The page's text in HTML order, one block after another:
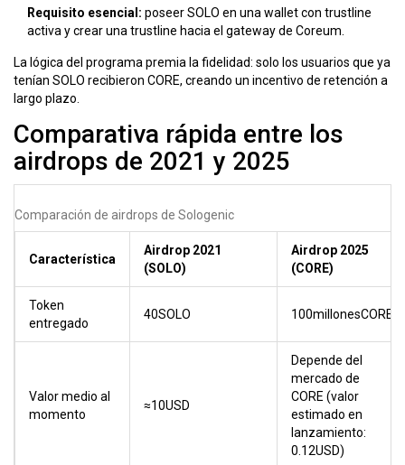
Requisito esencial: poseer SOLO en una wallet con trustline
activa y crear una trustline hacia el gateway de Coreum.
La lógica del programa premia la fidelidad: solo los usuarios que ya
tenían SOLO recibieron CORE, creando un incentivo de retención a
largo plazo.
Comparativa rápida entre los
airdrops de 2021 y 2025
Comparación de airdrops de Sologenic
Característica
Airdrop 2021
(SOLO)
Airdrop 2025
(CORE)
Token
entregado
40SOLO 100millonesCORE
Valor medio al
momento
≈10USD
Depende del
mercado de
CORE (valor
estimado en
lanzamiento:
0.12USD)